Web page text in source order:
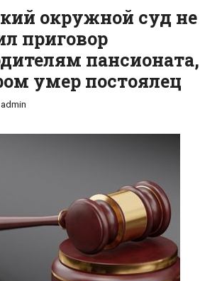
пичкают
психотропными
лекарствами»
окружной суд не
приговор
пансионата,
умер постоялец
admin